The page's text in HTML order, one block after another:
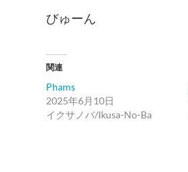
びゅーん
関連
Phams
2025年6月10日
イクサノバ/Ikusa-No-Ba